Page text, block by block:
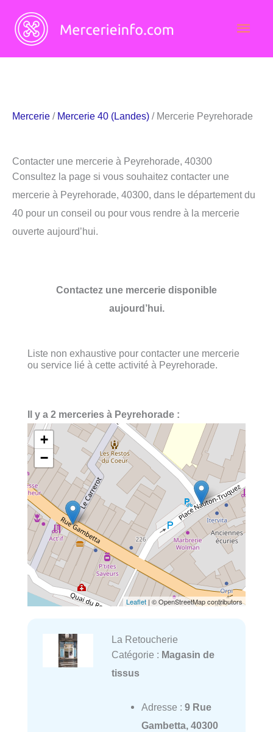
contenu
Mercerie / Mercerie 40 (Landes) / Mercerie Peyrehorade
Contacter une mercerie à Peyrehorade, 40300
Consultez la page si vous souhaitez contacter une
mercerie à Peyrehorade, 40300, dans le département du
40 pour un conseil ou pour vous rendre à la mercerie
ouverte aujourd’hui.
Contactez une mercerie disponible
aujourd’hui.
Liste non exhaustive pour contacter une mercerie
ou service lié à cette activité à Peyrehorade.
Il y a 2 merceries à Peyrehorade :
+
−
Leaflet | © OpenStreetMap contributors
La Retoucherie
Catégorie : Magasin de
tissus
Adresse : 9 Rue
Gambetta, 40300